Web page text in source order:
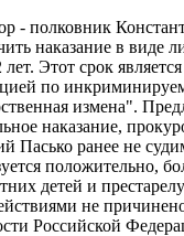
- полковник
наказание в виде
Этот срок является
по
измена".
наказание,
Пасько ранее не
положительно,
детей и
не
Российской